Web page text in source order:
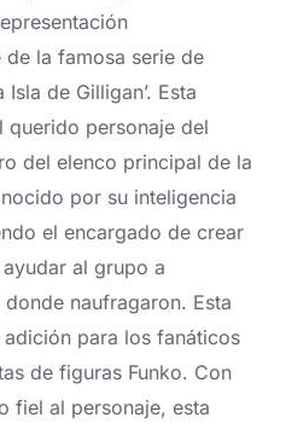
la famosa serie de
de Gilligan’. Esta
querido personaje del
del elenco principal de la
por su inteligencia
el encargado de crear
al grupo a
naufragaron. Esta
para los fanáticos
de figuras Funko. Con
fiel al personaje, esta